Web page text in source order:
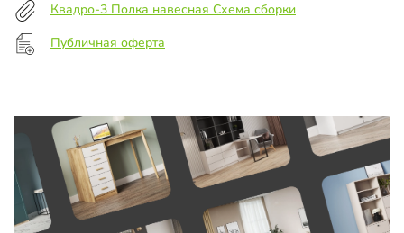
Квадро-3 Полка навесная Схема сборки
Публичная оферта